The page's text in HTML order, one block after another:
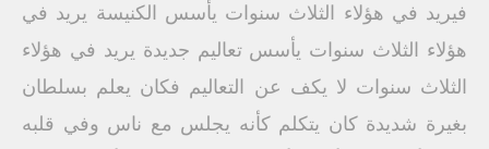
فيريد في هؤلاء الثلاث سنوات يأسس الكنيسة يريد في
هؤلاء الثلاث سنوات يأسس تعاليم جديدة يريد في هؤلاء
الثلاث سنوات لا يكف عن التعاليم فكان يعلم بسلطان
بغيرة شديدة كان يتكلم كأنه يجلس مع ناس وفي قلبه